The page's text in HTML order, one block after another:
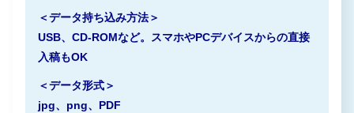
＜データ持ち込み方法＞
USB、CD-ROMなど。スマホやPCデバイスからの直接
入稿もOK
＜データ形式＞
jpg、png、PDF